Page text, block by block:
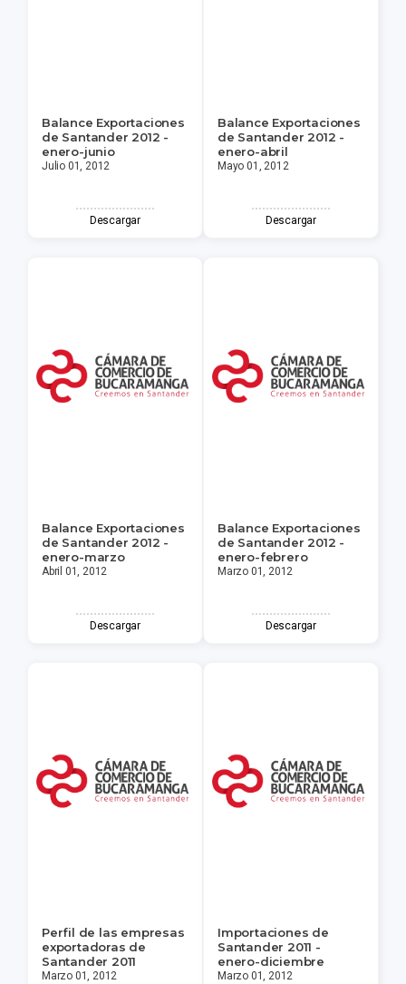
Balance Exportaciones
de Santander 2012 -
enero-junio
Julio 01, 2012
Descargar
Balance Exportaciones
de Santander 2012 -
enero-abril
Mayo 01, 2012
Descargar
Balance Exportaciones
de Santander 2012 -
enero-marzo
Abril 01, 2012
Descargar
Balance Exportaciones
de Santander 2012 -
enero-febrero
Marzo 01, 2012
Descargar
Perfil de las empresas
exportadoras de
Santander 2011
Marzo 01, 2012
Importaciones de
Santander 2011 -
enero-diciembre
Marzo 01, 2012